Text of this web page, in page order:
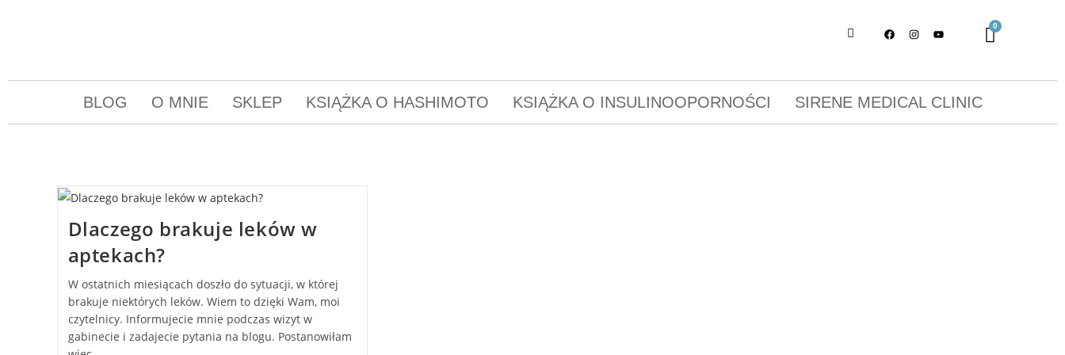
BLOG O MNIE SKLEP KSIĄŻKA O HASHIMOTO KSIĄŻKA O INSULINOOPORNOŚCI SIRENE MEDICAL CLINIC
Dlaczego brakuje leków w
aptekach?
W ostatnich miesiącach doszło do sytuacji, w której
brakuje niektórych leków. Wiem to dzięki Wam, moi
czytelnicy. Informujecie mnie podczas wizyt w
gabinecie i zadajecie pytania na blogu. Postanowiłam